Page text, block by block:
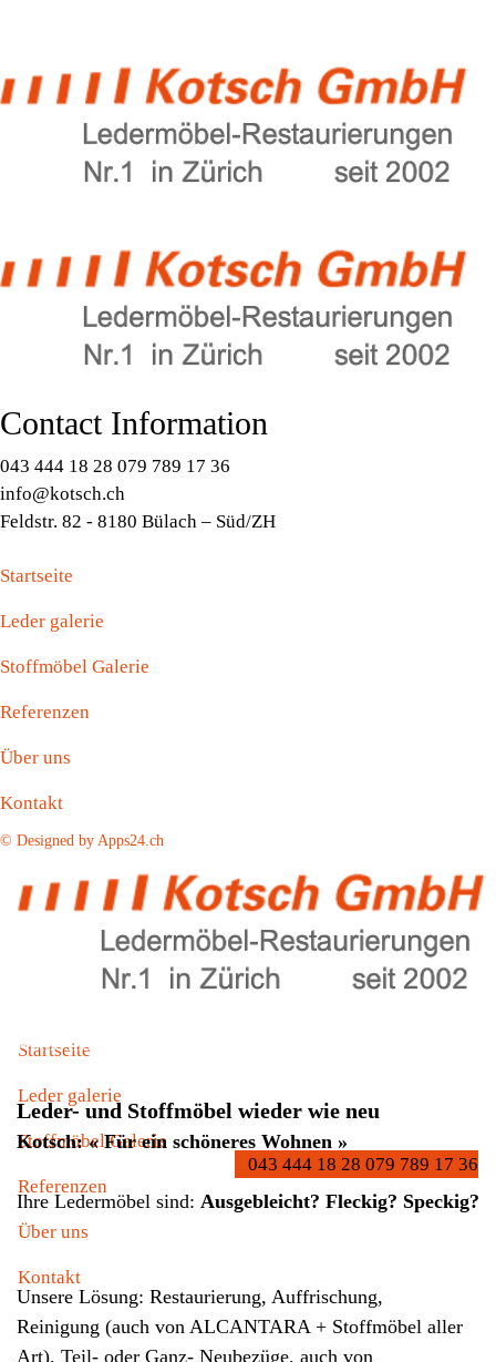
Contact Information
043 444 18 28 079 789 17 36
info@kotsch.ch
Feldstr. 82 - 8180 Bülach – Süd/ZH
Startseite
Leder galerie
Stoffmöbel Galerie
Referenzen
Über uns
Kontakt
© Designed by Apps24.ch
Startseite
Leder galerie
Stoffmöbel Galerie
Referenzen
Über uns
Kontakt
043 444 18 28 079 789 17 36
möbel sofa
Home möbel sofa
Leder- und Stoffmöbel wieder wie neu
Kotsch: « Für ein schöneres Wohnen »
Ihre Ledermöbel sind: Ausgebleicht? Fleckig? Speckig?
Unsere Lösung: Restaurierung, Auffrischung,
Reinigung (auch von ALCANTARA + Stoffmöbel aller
Art), Teil- oder Ganz- Neubezüge, auch von